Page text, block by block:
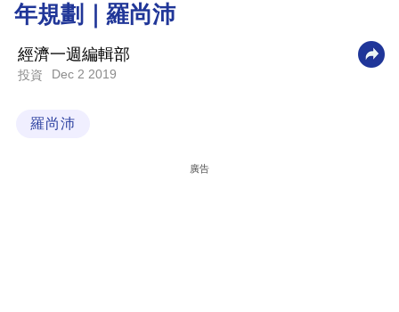
商
業
科
年規劃｜羅尚沛
經濟一週編輯部
投資 Dec 2 2019
羅尚沛
廣告